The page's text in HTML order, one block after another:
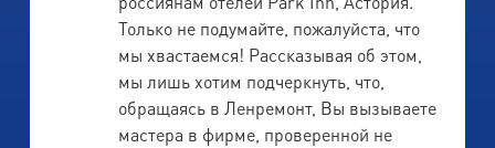
Только не подумайте, пожалуйста, что
мы хвастаемся! Рассказывая об этом,
мы лишь хотим подчеркнуть, что,
обращаясь в Ленремонт, Вы вызываете
мастера в фирме, проверенной не